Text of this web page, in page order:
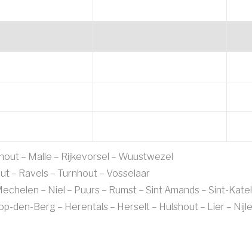
– Malle – Rijkevorsel – Wuustwezel
– Ravels – Turnhout – Vosselaar
– Niel – Puurs – Rumst – Sint Amands – Sint-
den-Berg – Herentals – Herselt – Hulshout – Lier –